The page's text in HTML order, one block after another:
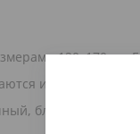
120х170мм.
и не
благодаря чему